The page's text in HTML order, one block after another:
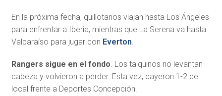
En la próxima fecha, quillotanos viajan hasta Los Ángeles
para enfrentar a Iberia, mientras que La Serena va hasta
Valparaíso para jugar con Everton.
Rangers sigue en el fondo. Los talquinos no levantan
cabeza y volvieron a perder. Esta vez, cayeron 1-2 de
local frente a Deportes Concepción.